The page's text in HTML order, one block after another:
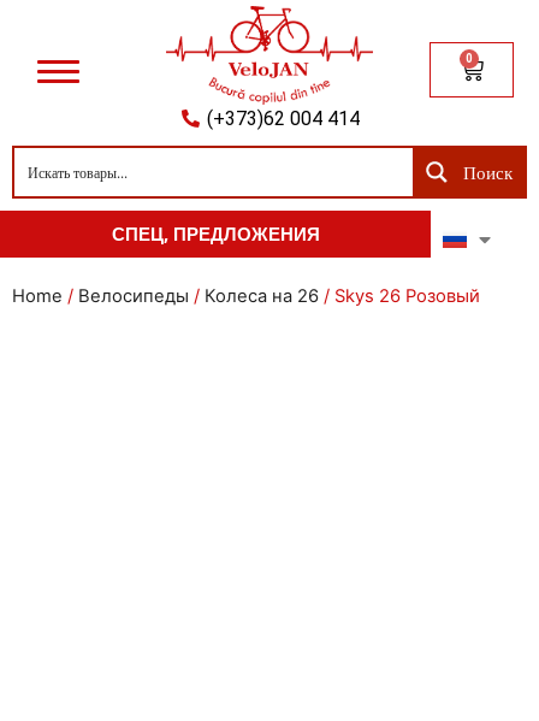
(+373)62 004 414
0
Поиск
СПЕЦ, ПРЕДЛОЖЕНИЯ
Home / Велосипеды / Колеса на 26 / Skys 26 Розовый